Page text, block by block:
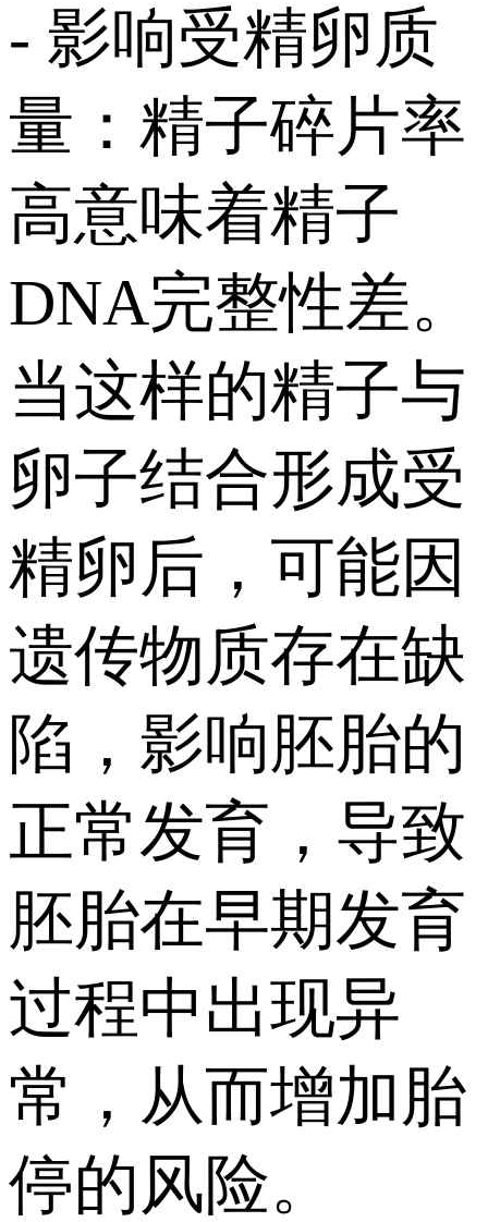
- 影响受精卵质
量：精子碎片率
高意味着精子
DNA完整性差。
当这样的精子与
卵子结合形成受
精卵后，可能因
遗传物质存在缺
陷，影响胚胎的
正常发育，导致
胚胎在早期发育
过程中出现异
常，从而增加胎
停的风险。